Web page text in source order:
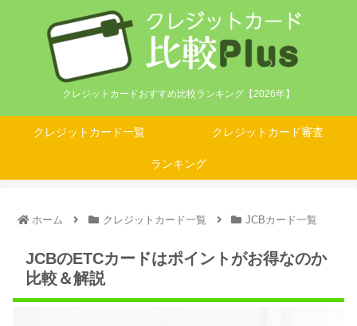
クレジットカードおすすめ比較ランキング【2026年】
クレジットカード一覧 クレジットカード審査
ランキング
ホーム クレジットカード一覧 JCBカード一覧
JCBのETCカードはポイントがお得なのか
比較＆解説